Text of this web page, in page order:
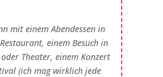
mit einem Abendessen in
einem Besuch in
Theater, einem Konzert
(ich mag wirklich jede